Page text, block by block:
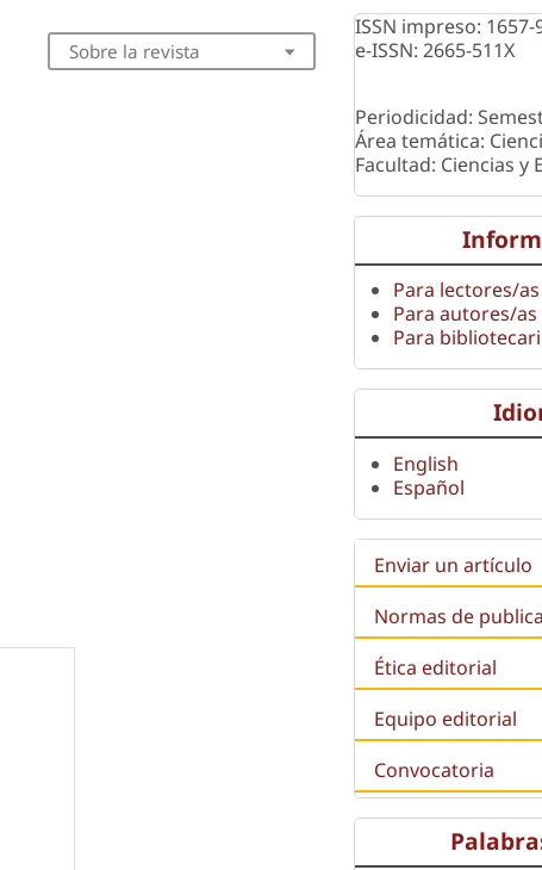
Sobre la revista
ISSN impreso: 1657-
e-ISSN: 2665-511X
Periodicidad:
Área temática:
Facultad: Ciencias y
Para lectores/as
Para autores/as
Para
English
Español
Enviar un artículo
Normas de
Ética editorial
Equipo editorial
Convocatoria